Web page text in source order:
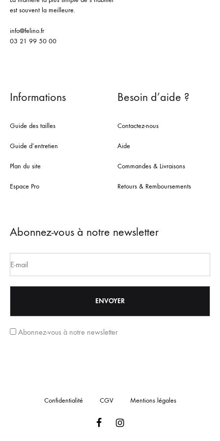
est souvent la meilleure.
info@felino.fr
03 21 99 50 00
Informations
Guide des tailles
Guide d’entretien
Plan du site
Espace Pro
Besoin d’aide ?
Contactez-nous
Aide
Commandes & Livraisons
Retours & Remboursements
Abonnez-vous à notre newsletter
Abonnez-vous à notre newsletter
Confidentialité CGV Mentions légales
FacebookInstagram